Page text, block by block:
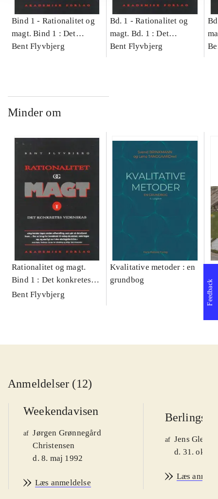
Bind 1 - Rationalitet og
magt. Bind 1 : Det
konkretes videnskab
Bent Flyvbjerg
Bd. 1 -Rationalitet og
magt. Bd. 1 : Det
konkretes videnskab
Bent Flyvbjerg
Minder om
Rationalitet og magt.
Bind 1 : Det konkretes
videnskab
Bent Flyvbjerg
Kvalitative metoder : en
grundbog
Anmeldelser (12)
Weekendavisen
af Jørgen Grønnegård
Christensen
d. 8. maj 1992
Læs anmeldelse
af Jens
d. 31. okt.
Læs
Feedback